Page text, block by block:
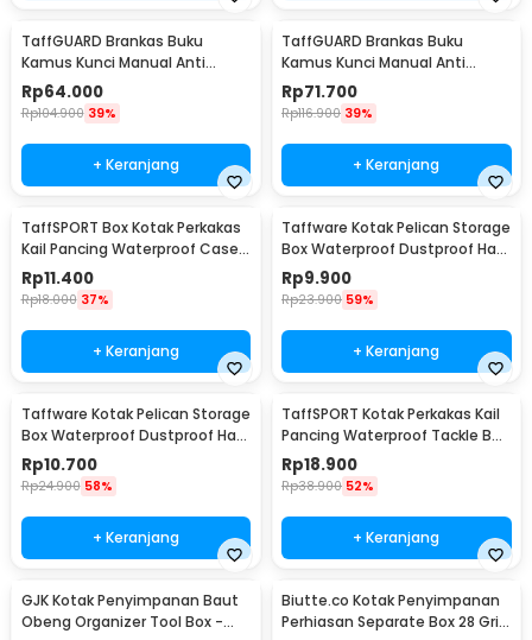
TaffGUARD Brankas Buku
Kamus Kunci Manual Anti
Maling Hidden Safe Box Sedang
- KB-10L
Rp64.000
Rp104.900 39%
+ Keranjang
TaffGUARD Brankas Buku
Kamus Kunci Manual Anti
Maling Hidden Safe Box Besar -
KB-10L
Rp71.700
Rp116.900 39%
+ Keranjang
TaffSPORT Box Kotak Perkakas
Kail Pancing Waterproof Case -
Q041
Rp11.400
Rp18.000 37%
+ Keranjang
Taffware Kotak Pelican Storage
Box Waterproof Dustproof Hard
Case ABS S - G10/J020
Rp9.900
Rp23.900 59%
+ Keranjang
Taffware Kotak Pelican Storage
Box Waterproof Dustproof Hard
Case ABS L - G10/J020
Rp10.700
Rp24.900 58%
+ Keranjang
TaffSPORT Kotak Perkakas Kail
Pancing Waterproof Tackle Box
12 Grid - MCC01
Rp18.900
Rp38.900 52%
+ Keranjang
GJK Kotak Penyimpanan Baut
Obeng Organizer Tool Box -
Biutte.co Kotak Penyimpanan
Perhiasan Separate Box 28 Grid